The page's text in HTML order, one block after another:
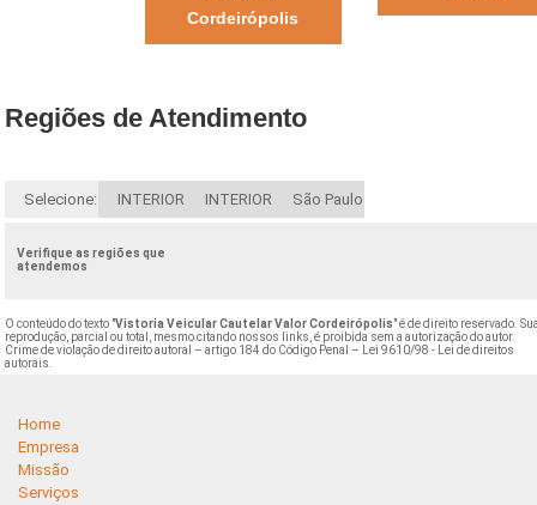
Cordeirópolis
Regiões de Atendimento
Selecione: INTERIOR INTERIOR São Paulo
Verifique as regiões que
atendemos
O conteúdo do texto "Vistoria Veicular Cautelar Valor Cordeirópolis" é de direito reservado.
reprodução, parcial ou total, mesmo citando nossos links, é proibida sem a autorização do autor.
Crime de violação de direito autoral – artigo 184 do Código Penal –
Lei 9610/98 - Lei de direitos
autorais
Home
Empresa
Missão
Serviços